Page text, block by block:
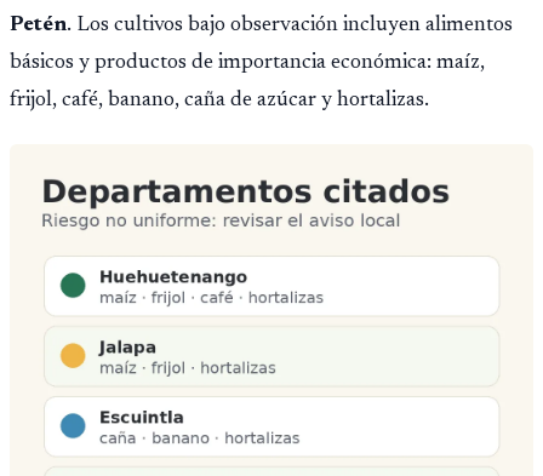
Petén. Los cultivos bajo observación incluyen alimentos
básicos y productos de importancia económica: maíz,
frijol, café, banano, caña de azúcar y hortalizas.